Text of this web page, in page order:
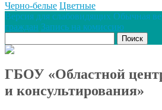
Черно-белые Цветные
Версия для слабовидящих Обычная
граждан Запись на комиссию
ГБОУ «Областной
и консультирования»